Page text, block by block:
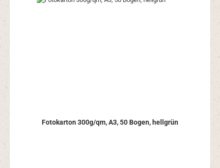
Fotokarton 300g/qm, A3, 50 Bogen, hellgrün